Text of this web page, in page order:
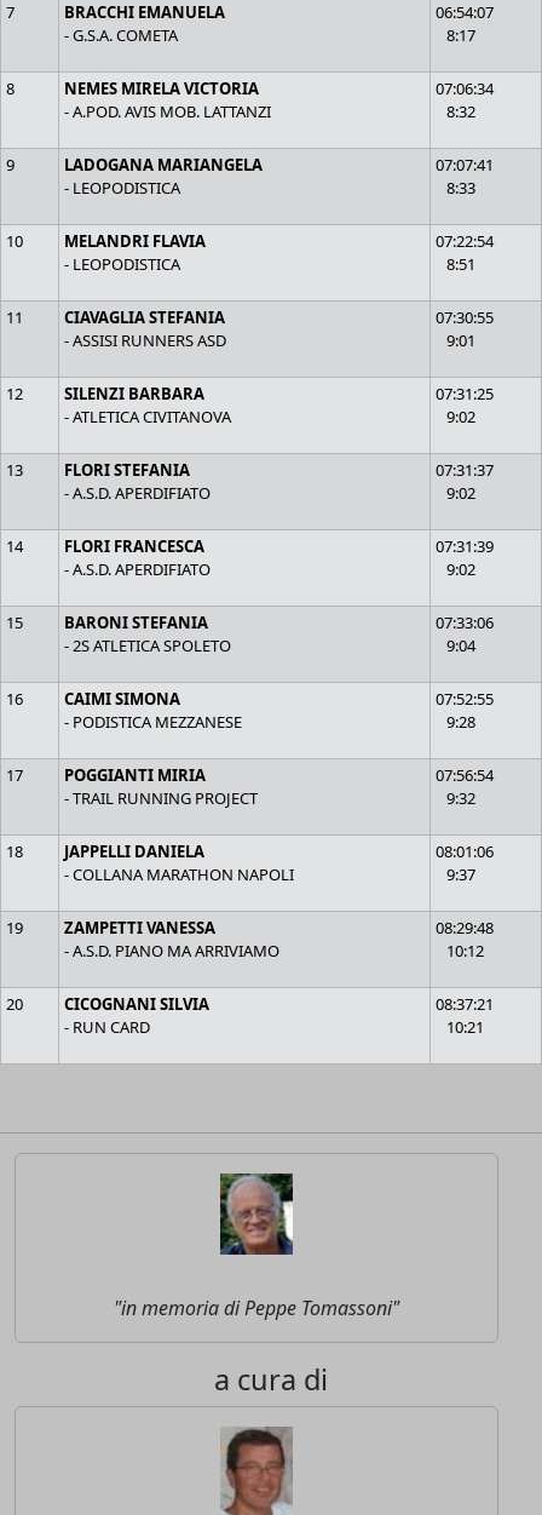
7
BRACCHI EMANUELA
- G.S.A. COMETA
06:54:07
8:17
8
NEMES MIRELA VICTORIA
- A.POD. AVIS MOB. LATTANZI
07:06:34
8:32
9
LADOGANA MARIANGELA
- LEOPODISTICA
07:07:41
8:33
10
MELANDRI FLAVIA
- LEOPODISTICA
07:22:54
8:51
11
CIAVAGLIA STEFANIA
- ASSISI RUNNERS ASD
07:30:55
9:01
12
SILENZI BARBARA
- ATLETICA CIVITANOVA
07:31:25
9:02
13
FLORI STEFANIA
- A.S.D. APERDIFIATO
07:31:37
9:02
14
FLORI FRANCESCA
- A.S.D. APERDIFIATO
07:31:39
9:02
15
BARONI STEFANIA
- 2S ATLETICA SPOLETO
07:33:06
9:04
16
CAIMI SIMONA
- PODISTICA MEZZANESE
07:52:55
9:28
17
POGGIANTI MIRIA
- TRAIL RUNNING PROJECT
07:56:54
9:32
18
JAPPELLI DANIELA
- COLLANA MARATHON NAPOLI
08:01:06
9:37
19
ZAMPETTI VANESSA
- A.S.D. PIANO MA ARRIVIAMO
08:29:48
10:12
20
CICOGNANI SILVIA
- RUN CARD
08:37:21
10:21
"in memoria di Peppe Tomassoni"
a cura di